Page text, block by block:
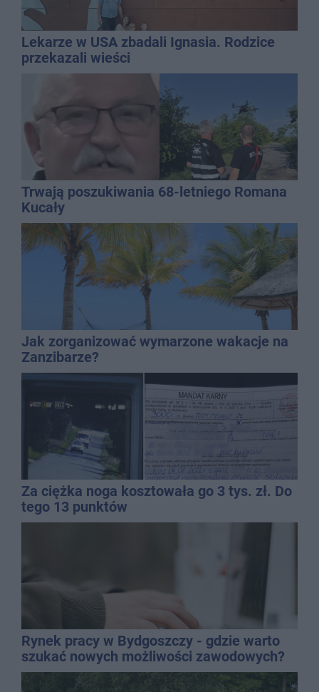
Lekarze w USA zbadali Ignasia. Rodzice
przekazali wieści
Trwają poszukiwania 68-letniego Romana
Kucały
Jak zorganizować wymarzone wakacje na
Zanzibarze?
Za ciężka noga kosztowała go 3 tys. zł. Do
tego 13 punktów
Rynek pracy w Bydgoszczy - gdzie warto
szukać nowych możliwości zawodowych?